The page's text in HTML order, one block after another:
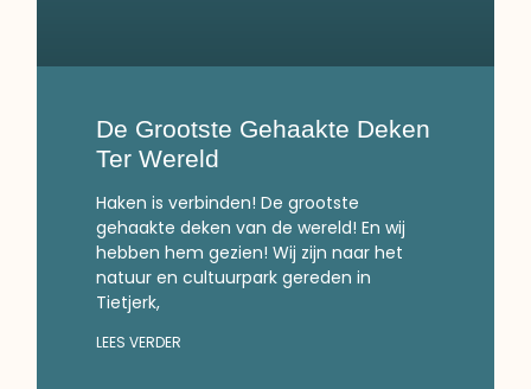
De Grootste Gehaakte Deken
Ter Wereld
Haken is verbinden! De grootste
gehaakte deken van de wereld! En wij
hebben hem gezien! Wij zijn naar het
natuur en cultuurpark gereden in
Tietjerk,
LEES VERDER